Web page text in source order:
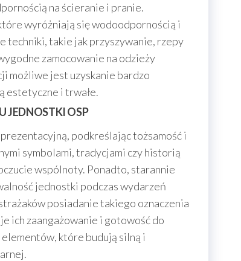
na ścieranie i pranie.
wyróżniają się wodoodpornością i
techniki, takie jak przyszywanie, rzepy
zamocowanie na odzieży
możliwe jest uzyskanie bardzo
estetyczne i trwałe.
JEDNOSTKI OSP
podkreślając tożsamość i
symbolami, tradycjami czy historią
wspólnoty. Ponadto, starannie
jednostki podczas wydarzeń
posiadanie takiego oznaczenia
ich zaangażowanie i gotowość do
które budują silną i